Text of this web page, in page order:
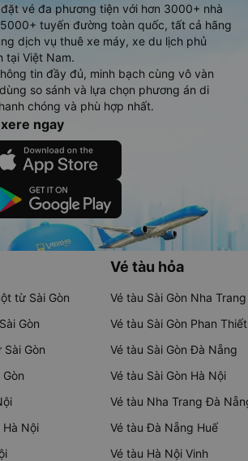
vé đa phương tiện với hơn 3000+ nhà
tuyến đường toàn quốc, tất cả hãng
dịch vụ thuê xe máy, xe du lịch phủ
tại Việt Nam.
tin đầy đủ, minh bạch cùng vô vàn
so sánh và lựa chọn phương án di
chóng và phù hợp nhất.
ngay
từ Sài Gòn
Gòn
Gòn
Nội
Vé tàu hỏa
Vé tàu Sài Gòn Nha Trang
Vé tàu Sài Gòn Phan Thiết
Vé tàu Sài Gòn Đà Nẵng
Vé tàu Sài Gòn Hà Nội
Vé tàu Nha Trang Đà
Vé tàu Đà Nẵng Huế
Vé tàu Hà Nội Vinh